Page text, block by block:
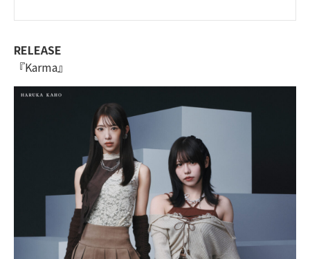
RELEASE
『Karma』